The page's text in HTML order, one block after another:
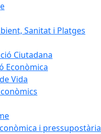
Sanitat i Platges
Ciutadana
Econòmica
Vida
i pressupostària